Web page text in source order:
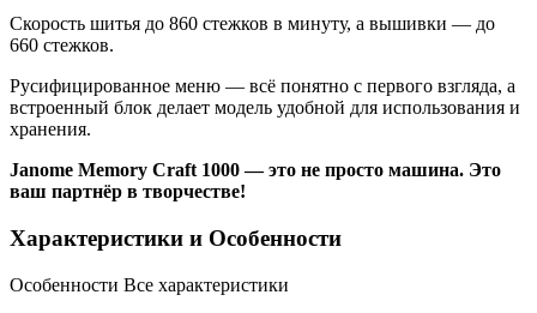
Скорость шитья до 860 стежков в минуту, а вышивки — до
660 стежков.
Русифицированное меню — всё понятно с первого взгляда, а
встроенный блок делает модель удобной для использования и
хранения.
Janome Memory Craft 1000 — это не просто машина. Это
ваш партнёр в творчестве!
Характеристики и Особенности
Особенности Все характеристики